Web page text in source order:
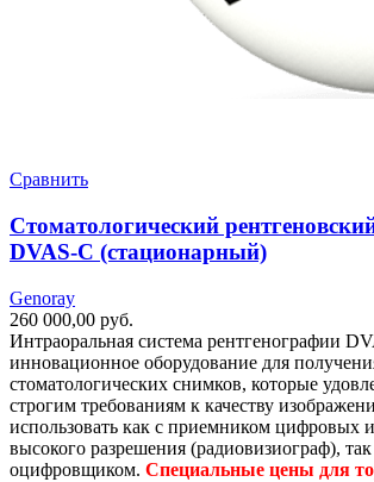
Сравнить
Стоматологический
DVAS-C (стационарный)
Genoray
260 000,00 руб.
Интраоральная система рентгенографии
инновационное оборудование для
стоматологических снимков, которые
строгим требованиям к качеству
использовать как с приемником цифровых
высокого разрешения (радиовизиограф),
оцифровщиком. Специальные цены для